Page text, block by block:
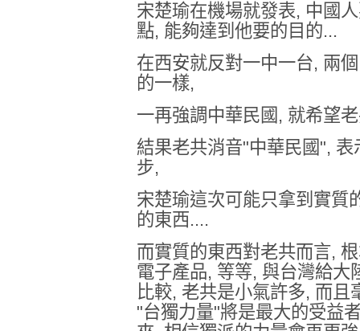
宋楚瑜在機場就發表, 中國
點, 能夠達到他要的目的...
在西安就反對一中一台, 兩
的一樣,
一再強調中華民國, 就希望
結果老共消音"中華民國",
步,
宋楚瑜這次可能只拿到實質
的東西....
而實質的東西對老共而言,
電子產品, 等等, 與台灣給大
比較, 老共是小氣許多, 而且
"台獨力量"將是最大的受益